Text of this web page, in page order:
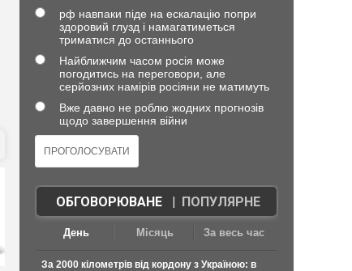
рф навпаки піде на ескалацію попри
здоровий глузд і намагатиметься
триматися до останнього
Найближчим часом росія може
погодитись на переговори, але
серйозних намірів росіяни не матимуть
Вже давно не роблю жодних прогнозів
щодо завершення війни
ОБГОВОРЮВАНЕ| ПОПУЛЯРНЕ
День Місяць За весь час
За 2000 кілометрів від кордону з Україною: в